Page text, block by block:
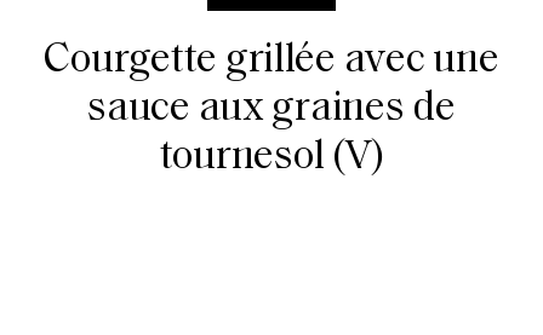
Courgette grillée avec une
sauce aux graines de
tournesol (V)